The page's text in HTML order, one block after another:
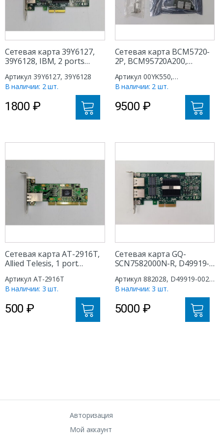
Сетевая карта 39Y6127,
39Y6128, IBM, 2 ports
Артикул 39Y6127, 39Y6128
В наличии: 2 шт.
1800₽
Сетевая карта BCM5720-
2P, BCM95720A200,
Lenovo ThinkSystem, 2
ports RJ45/Base-T, PCI-E
Артикул 00YK550,
BCM95720A200
В наличии: 2 шт.
9500₽
Сетевая карта AT-2916T,
Allied Telesis, 1 port
Артикул AT-2916T
В наличии: 3 шт.
500₽
Сетевая карта GQ-
SCN7582000N-R, D49919-
Intel, 2 ports RJ45/Base-T,
PCI-E
Артикул 882028, D49919-002,
D49921-002, GQ-
SCN7582000N-R
В наличии: 3 шт.
5000₽
Авторизация
Мой аккаунт